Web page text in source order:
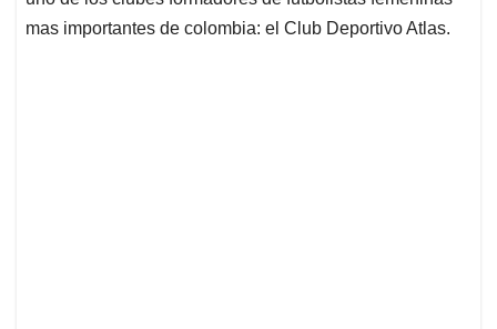
mas importantes de colombia: el Club Deportivo Atlas.